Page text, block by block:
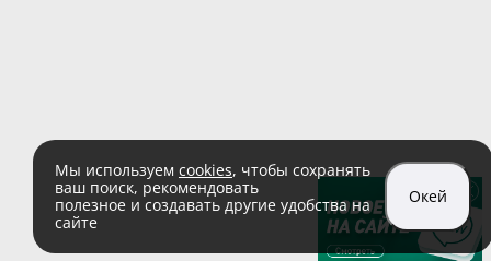
Мы используем cookies, чтобы сохранять
ваш поиск, рекомендовать
полезное и создавать другие удобства на
сайте
Окей